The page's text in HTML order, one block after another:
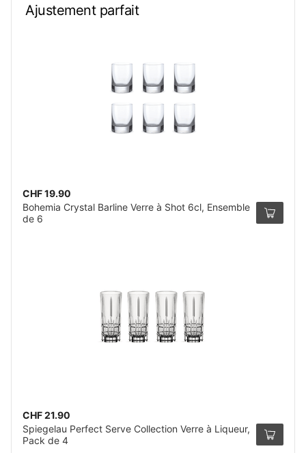
Ajustement parfait
CHF 19.90
Bohemia Crystal Barline Verre à Shot 6cl, Ensemble
de 6
CHF 21.90
Spiegelau Perfect Serve Collection Verre à Liqueur,
Pack de 4